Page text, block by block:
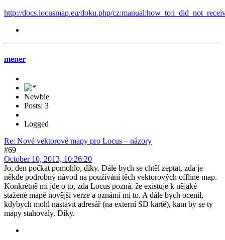
http://docs.locusmap.eu/doku.php/
mener
Newbie
Posts: 3
Logged
Re: Nové vektorové mapy pro Locus – názory
#69
October 10, 2013, 10:26:20
Jo, den počkat pomohlo, díky. Dále bych se chtěl zeptat, zda je
někde podrobný návod na používání těch vektorových offline map.
Konkrétně mi jde o to, zda Locus pozná, že existuje k nějaké
stažené mapě novější verze a oznámí mi to. A dále bych ocenil,
kdybych mohl nastavit adresář (na externí SD kartě), kam by se ty
mapy stahovaly. Díky.